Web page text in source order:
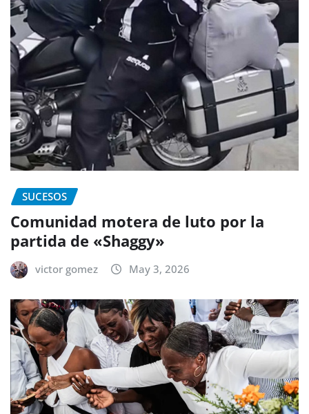
SUCESOS
Comunidad motera de luto por la
partida de «Shaggy»
victor gomez May 3, 2026